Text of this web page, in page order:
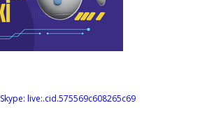
Skype: live:.cid.575569c608265c69